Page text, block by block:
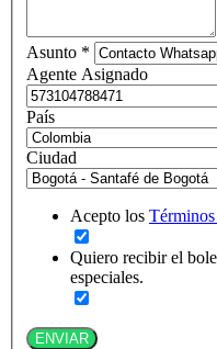
Asunto *
Agente Asignado
País
Ciudad
Acepto los
Quiero recibir el
especiales.
ENVIAR